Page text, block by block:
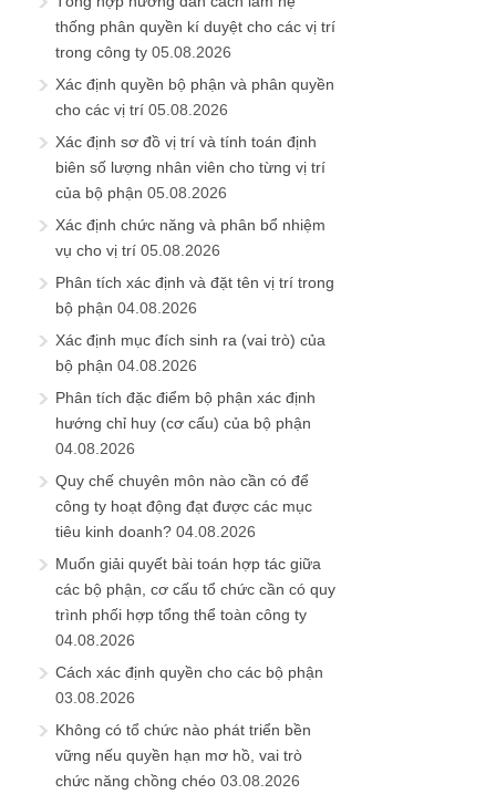
Xác định sơ đồ vị trí và tính toán định
biên số lượng nhân viên cho từng vị trí
của bộ phận 05.08.2026
Xác định chức năng và phân bổ nhiệm
vụ cho vị trí 05.08.2026
Phân tích xác định và đặt tên vị trí trong
bộ phận 04.08.2026
Xác định mục đích sinh ra (vai trò) của
bộ phận 04.08.2026
Phân tích đặc điểm bộ phận xác định
hướng chỉ huy (cơ cấu) của bộ phận
04.08.2026
Quy chế chuyên môn nào cần có để
công ty hoạt động đạt được các mục
tiêu kinh doanh? 04.08.2026
Muốn giải quyết bài toán hợp tác giữa
các bộ phận, cơ cấu tổ chức cần có quy
trình phối hợp tổng thể toàn công ty
04.08.2026
Cách xác định quyền cho các bộ phận
03.08.2026
Không có tổ chức nào phát triển bền
vững nếu quyền hạn mơ hồ, vai trò
chức năng chồng chéo
Một tổ chức không chỉ cần người, mà
còn cần 3 đúng: đúng số lượng – đúng
thời điểm – đúng ngân sách 03.08.2026
Thống nhất tiêu chuẩn phân loại ngạch
bậc quản lý, chuyên môn 03.08.2026